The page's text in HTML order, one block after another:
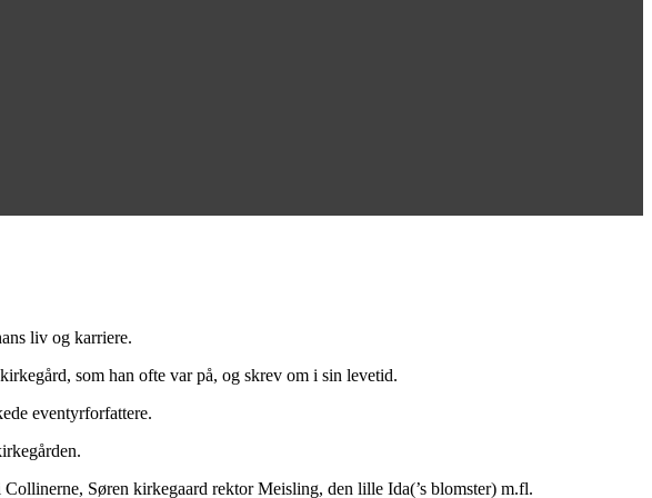
liv og karriere.
som han ofte var på, og skrev om i sin levetid.
eventyrforfattere.
Søren kirkegaard rektor Meisling, den lille Ida(’s blomster) m.fl.